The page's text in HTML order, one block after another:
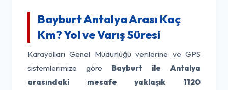
Bayburt Antalya Arası Kaç
Km? Yol ve Varış Süresi
Karayolları Genel Müdürlüğü verilerine ve GPS
sistemlerimize göre Bayburt ile Antalya
arasındaki mesafe yaklaşık 1120